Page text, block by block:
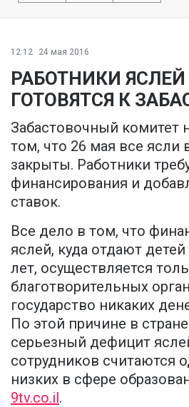
12:12 24 мая 2016
РАБОТНИКИ
ГОТОВЯТСЯ К
Забастовочный комитет
том, что 26 мая все ясли
закрыты. Работники
финансирования и
ставок.
Все дело в том, что
яслей, куда отдают
лет, осуществляется
благотворительных
государство никаких
По этой причине в
серьезный дефицит
сотрудников считаются
низких в сфере
9tv.co.il.